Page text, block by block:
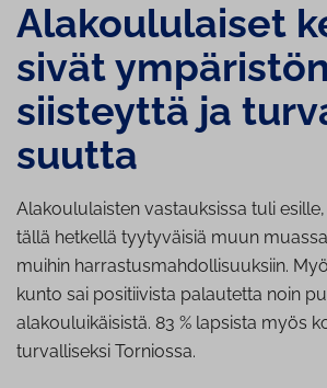
Ala­kou­lu­lai­set
si­vät ympäristön
siisteyttä ja
suut­ta
Alakoululaisten vastauksissa tuli
tällä hetkellä tyytyväisiä muun
muihin harrastusmahdollisuuksiin.
kunto sai positiivista palautetta noin
alakouluikäisistä. 83 % lapsista myös
turvalliseksi Torniossa.